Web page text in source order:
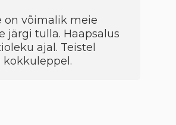
on võimalik meie
järgi tulla. Haapsalus
ajal. Teistel
kokkuleppel.